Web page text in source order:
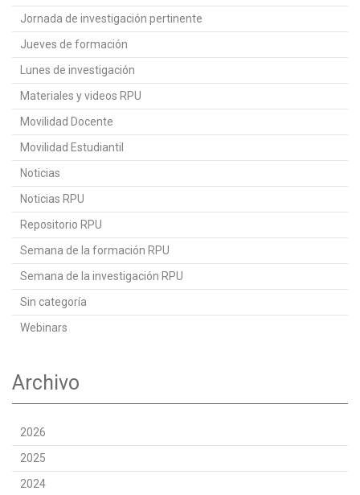
Jornada de investigación pertinente
Jueves de formación
Lunes de investigación
Materiales y videos RPU
Movilidad Docente
Movilidad Estudiantil
Noticias
Noticias RPU
Repositorio RPU
Semana de la formación RPU
Semana de la investigación RPU
Sin categoría
Webinars
Archivo
2026
2025
2024